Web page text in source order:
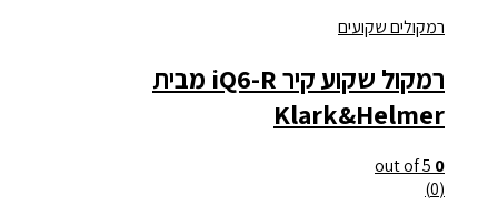
רמקולים שקועים
רמקול שקוע קיר iQ6-R מבית
Klark&Helmer
0
out of 5